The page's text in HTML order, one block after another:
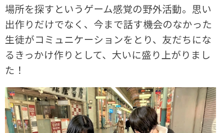
場所を探すというゲーム感覚の野外活動。思い
出作りだけでなく、今まで話す機会のなかった
生徒がコミュニケーションをとり、友だちにな
るきっかけ作りとして、大いに盛り上がりまし
た！